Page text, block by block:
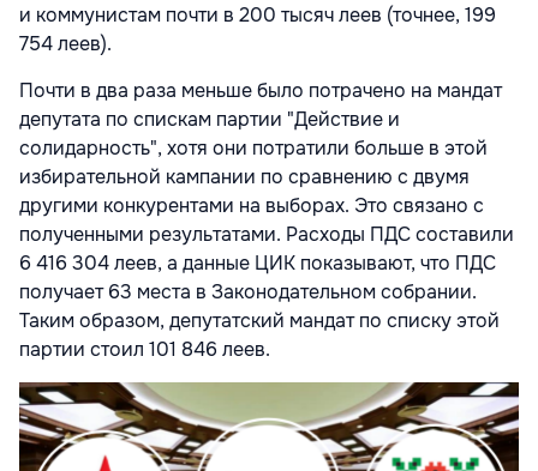
и коммунистам почти в 200 тысяч леев (точнее, 199
754 леев).
Почти в два раза меньше было потрачено на мандат
депутата по спискам партии "Действие и
солидарность", хотя они потратили больше в этой
избирательной кампании по сравнению с двумя
другими конкурентами на выборах. Это связано с
полученными результатами. Расходы ПДС составили
6 416 304 леев, а данные ЦИК показывают, что ПДС
получает 63 места в Законодательном собрании.
Таким образом, депутатский мандат по списку этой
партии стоил 101 846 леев.